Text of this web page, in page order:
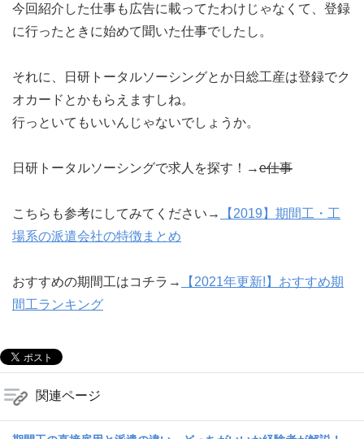
今回紹介した仕事も広告に載ってたわけじゃなくて、登録
に行ったときに始めて聞いた仕事でしたし。
それに、日研トータルソーシングとか日総工産は登録でク
オカードとかもらえますしね。
行っといてもいいんじゃないでしょうか。
日研トータルソーシングで求人を探す！→e仕事
こちらも参考にしてみてください→
【2019】期間工・工
場系の派遣会社の特徴まとめ
おすすめの期間工はコチラ→
【2021年更新!】おすすめ期
間工ランキング
関連ページ